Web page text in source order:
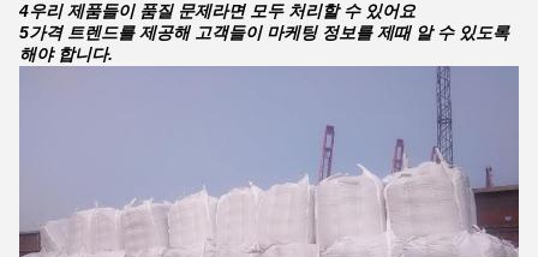
4우리 제품들이 품질 문제라면 모두 처리할 수 있어요
5가격 트렌드를 제공해 고객들이 마케팅 정보를 제때 알 수 있도록
해야 합니다.